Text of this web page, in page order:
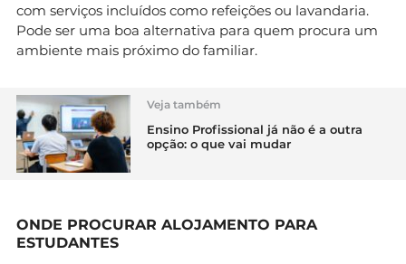
com serviços incluídos como refeições ou lavandaria.
Pode ser uma boa alternativa para quem procura um
ambiente mais próximo do familiar.
Veja também
Ensino Profissional já não é a outra
opção: o que vai mudar
ONDE PROCURAR ALOJAMENTO PARA
ESTUDANTES